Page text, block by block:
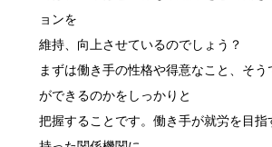
ョンを
維持、向上させているのでしょう？
まずは働き手の性格や得意なこと、そう
ができるのかをしっかりと
把握することです。働き手が就労を目指